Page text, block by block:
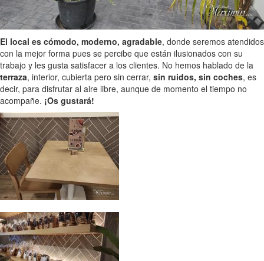
El local es cómodo, moderno, agradable, donde seremos atendidos
con la mejor forma pues se percibe que están ilusionados con su
trabajo y les gusta satisfacer a los clientes. No hemos hablado de la
terraza, interior, cubierta pero sin cerrar, sin ruidos, sin coches, es
decir, para disfrutar al aire libre, aunque de momento el tiempo no
acompañe. ¡Os gustará!